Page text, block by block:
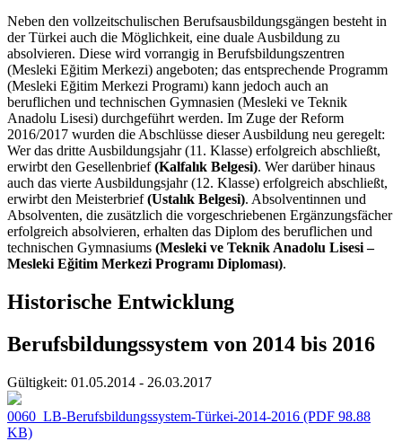
Neben den vollzeitschulischen Berufsausbildungsgängen besteht in
der Türkei auch die Möglichkeit, eine duale Ausbildung zu
absolvieren. Diese wird vorrangig in Berufsbildungszentren
(Mesleki Eğitim Merkezi) angeboten; das entsprechende Programm
(Mesleki Eğitim Merkezi Programı) kann jedoch auch an
beruflichen und technischen Gymnasien (Mesleki ve Teknik
Anadolu Lisesi) durchgeführt werden. Im Zuge der Reform
2016/2017 wurden die Abschlüsse dieser Ausbildung neu geregelt:
Wer das dritte Ausbildungsjahr (11. Klasse) erfolgreich abschließt,
erwirbt den Gesellenbrief(Kalfalık Belgesi). Wer darüber hinaus
auch das vierte Ausbildungsjahr (12. Klasse) erfolgreich abschließt,
erwirbt den Meisterbrief(Ustalık Belgesi). Absolventinnen und
Absolventen, die zusätzlich die vorgeschriebenen Ergänzungsfächer
erfolgreich absolvieren, erhalten das Diplom des beruflichen und
technischen Gymnasiums (Mesleki ve Teknik Anadolu Lisesi –
Mesleki Eğitim Merkezi Programı Diploması).
Historische Entwicklung
Berufsbildungssystem von 2014 bis 2016
Gültigkeit: 01.05.2014 - 26.03.2017
0060_LB-Berufsbildungssystem-Türkei-2014-2016 (PDF 98.88
KB)